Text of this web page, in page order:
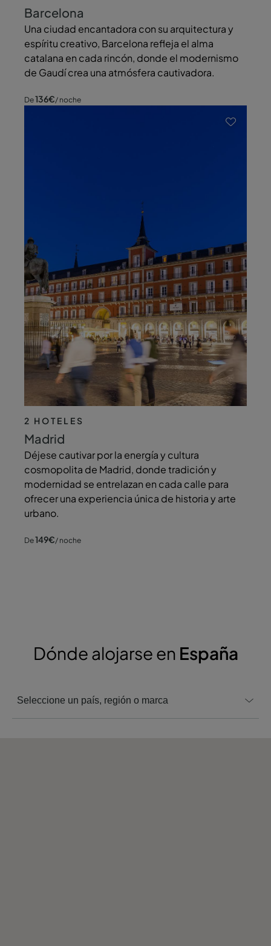
Barcelona
Una ciudad encantadora con su arquitectura y
espíritu creativo, Barcelona refleja el alma
catalana en cada rincón, donde el modernismo
de Gaudí crea una atmósfera cautivadora.
De136€/ noche
2 HOTELES
Madrid
Déjese cautivar por la energía y cultura
cosmopolita de Madrid, donde tradición y
modernidad se entrelazan en cada calle para
ofrecer una experiencia única de historia y arte
urbano.
De149€/ noche
Dónde alojarse en España
Seleccione un país, región o marca